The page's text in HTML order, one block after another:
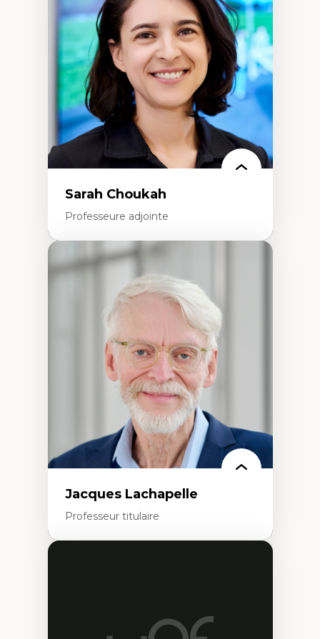
Élites économiques
Sociologie économique
Extractivisme
Classes sociales
Mouvements sociaux
Théories de l’État
Sarah Choukah
Professeure adjointe
Expertises
Démocratisation des nouvelles
technologies et biotechnologies
Données ouvertes
Bioart, programmation et électronique
créatives
Histoire sociale et culturelle des
technologies numériques
Résistances et droits numériques
Internet des objets
Problématiques relatives à l’intelligence
artificielle, l’apprentissage machine et les
hautes technologies
Féminismes et nouvelles technologies
Jacques Lachapelle
Professeur titulaire
l'environnement bâti
Conception de projet en milieu existant